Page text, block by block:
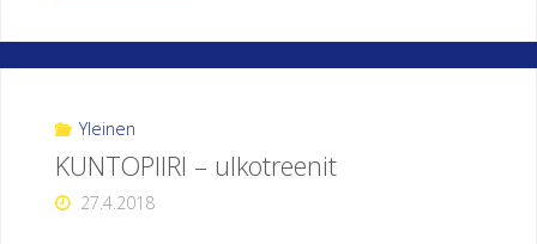
CUP
1/4"
Yleinen
KUNTOPIIRI – ulkotreenit
27.4.2018